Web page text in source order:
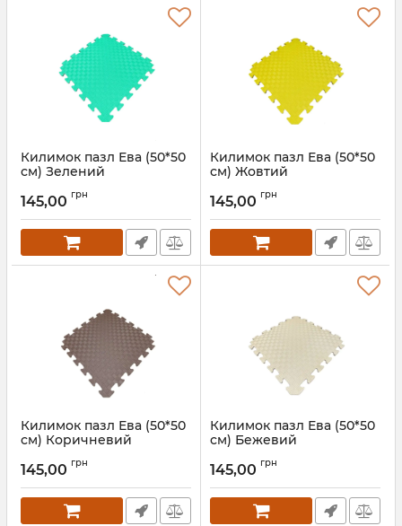
Килимок пазл Ева (50*50
см) Зелений
145,00 грн
Килимок пазл Ева (50*50
см) Жовтий
145,00 грн
Килимок пазл Ева (50*50
см) Коричневий
145,00 грн
Килимок пазл Ева (50*50
см) Бежевий
145,00 грн